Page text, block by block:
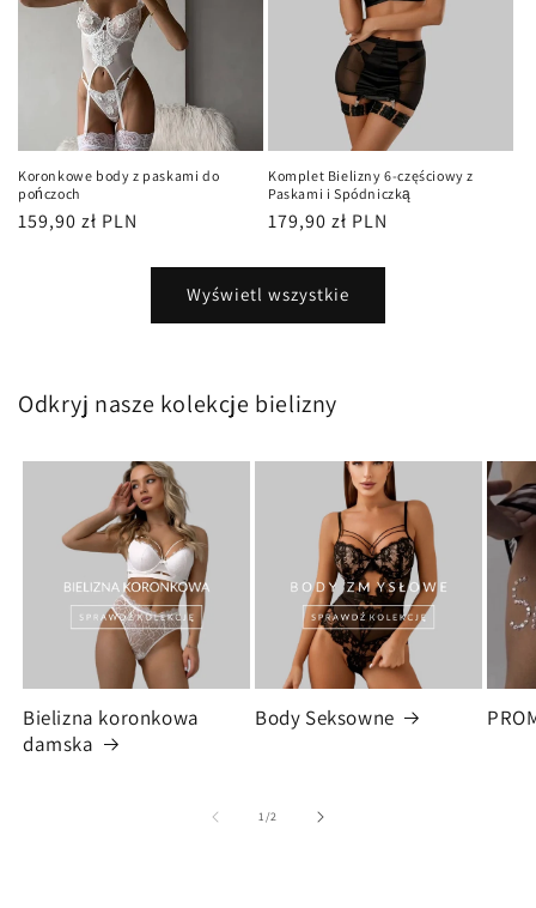
Koronkowe body z paskami do
pończoch
Cena
159,90 zł PLN
Komplet Bielizny 6-częściowy z
Paskami i Spódniczką
Cena
179,90 zł PLN
Wyświetl wszystkie
Odkryj nasze kolekcje bielizny
Bielizna koronkowa
damska
Body Seksowne
1/z2